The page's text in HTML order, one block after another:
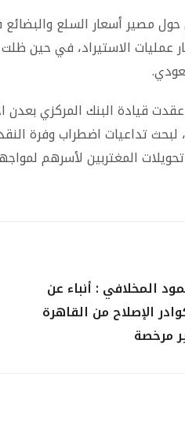
حول مصير أسعار السلع
قيادة البنك المركزي
تداعيات اضطراب وفرة
المغتربين لأسرهم
المخلافي : أنباء عن
الإصلاح من القاهرة
مرخصة